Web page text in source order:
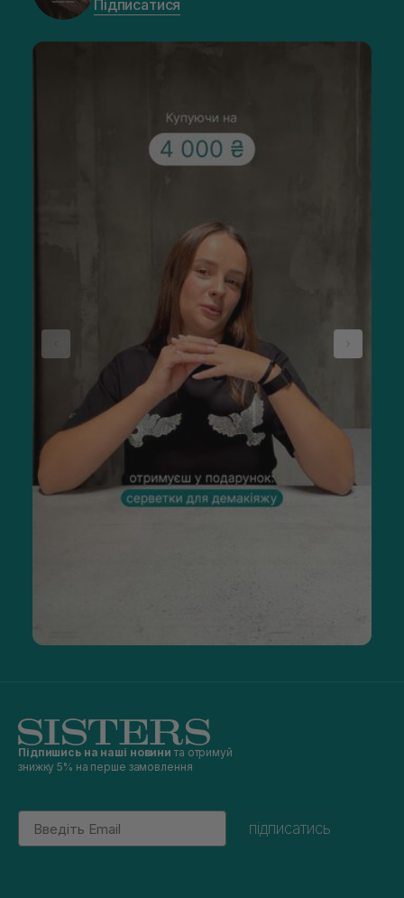
Підписатися
Підпишись на наші новини та отримуй
знижку 5% на перше замовлення
Email
підписатись